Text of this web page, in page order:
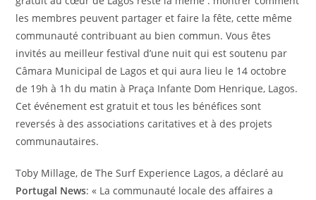
les membres peuvent partager et faire la fête, cette même
communauté contribuant au bien commun. Vous êtes
invités au meilleur festival d’une nuit qui est soutenu par
Câmara Municipal de Lagos et qui aura lieu le 14 octobre
de 19h à 1h du matin à Praça Infante Dom Henrique, Lagos.
Cet événement est gratuit et tous les bénéfices sont
reversés à des associations caritatives et à des projets
communautaires.
Toby Millage, de The Surf Experience Lagos, a déclaré au
Portugal News: « La communauté locale des affaires a